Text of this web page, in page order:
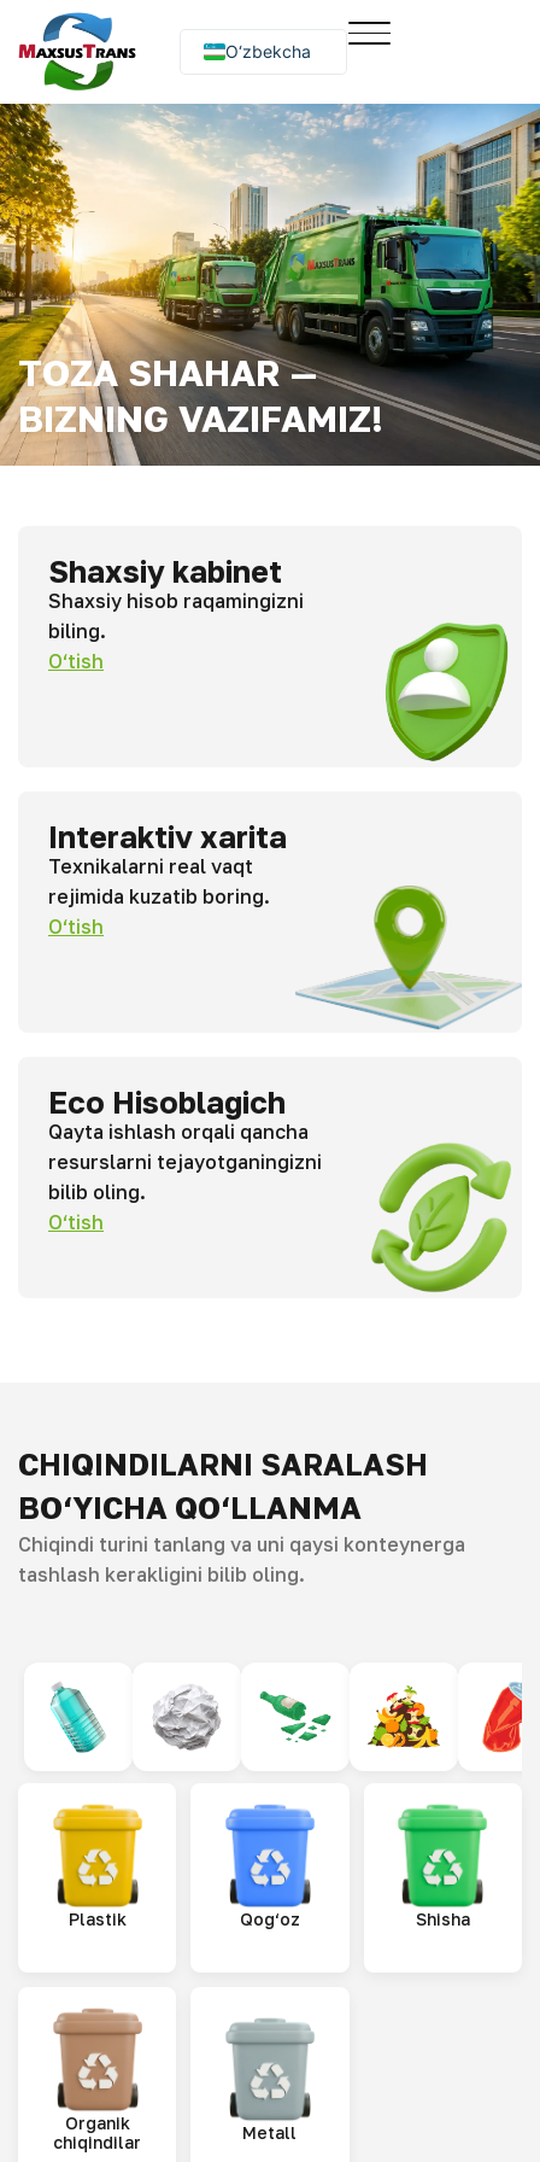
O‘zbekcha
Русский
English
TOZA SHAHAR —
BIZNING VAZIFAMIZ!
Shaxsiy kabinet
Shaxsiy hisob raqamingizni
biling.
O‘tish
Interaktiv xarita
Texnikalarni real vaqt
rejimida kuzatib boring.
O‘tish
Eco Hisoblagich
Qayta ishlash orqali qancha
resurslarni tejayotganingizni
bilib oling.
O‘tish
CHIQINDILARNI SARALASH
BO‘YICHA QO‘LLANMA
Chiqindi turini tanlang va uni qaysi konteynerga
tashlash kerakligini bilib oling.
Plastik Qog‘oz Shisha
Organik
chiqindilar
Metall